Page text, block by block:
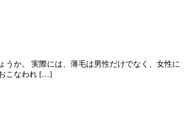
か。 実際には、薄毛は男性だけでなく、女性に
こなわれ […]